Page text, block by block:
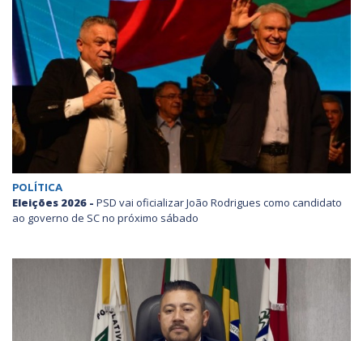
POLÍTICA
Eleições 2026 - PSD vai oficializar João Rodrigues como candidato
ao governo de SC no próximo sábado